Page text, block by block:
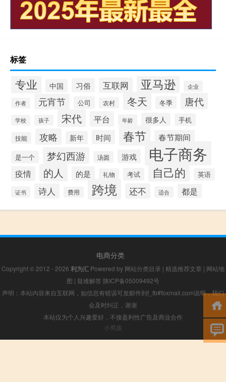
标签
专业 中国 习俗 互联网 亚马逊 企业
作者 元宵节 公司 农村 冬天 冬季 唐代
学校 孩子 宋代 平台 年龄 很多人 手机
技能 攻略 新年 时间 春节 春节期间
是一个 梦幻西游 汤圆 游戏 电子商务
疫情 的人 的是 礼物 考试 自己的 英语
证书 诗人 费用 跨境 还不 适合 都是
电商分类
Copyright © 2012 - 2026 利为汇 Powered by 网站分类目录 | 精选推荐文章 | 网站地
图 | 疑难解答 陕ICP备05009492号
声明：本站内容来自互联网，如信息有错误可发邮件到f_fb#foxmail.com说明，我们
会及时纠正，谢谢
本站仅为个人兴趣爱好，不接盈利性广告及商业合作
小男孩